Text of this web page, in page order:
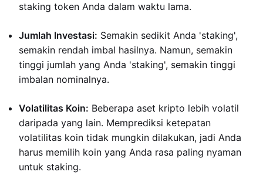
staking token Anda dalam waktu lama.
Jumlah Investasi: Semakin sedikit Anda 'staking',
semakin rendah imbal hasilnya. Namun, semakin
tinggi jumlah yang Anda 'staking', semakin tinggi
imbalan nominalnya.
Volatilitas Koin: Beberapa aset kripto lebih volatil
daripada yang lain. Memprediksi ketepatan
volatilitas koin tidak mungkin dilakukan, jadi Anda
harus memilih koin yang Anda rasa paling nyaman
untuk staking.